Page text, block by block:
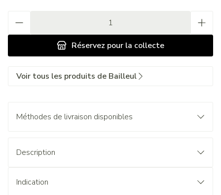
Réservez pour la collecte
Voir tous les produits de Bailleul
Méthodes de livraison disponibles
Description
Indication